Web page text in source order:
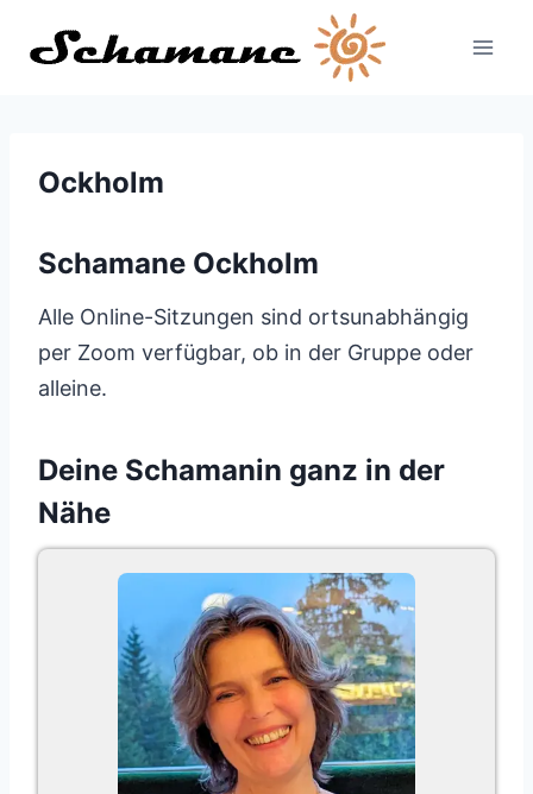
Inhalt
Ockholm
Schamane Ockholm
Alle Online-Sitzungen sind ortsunabhängig
per Zoom verfügbar, ob in der Gruppe oder
alleine.
Deine Schamanin ganz in der
Nähe